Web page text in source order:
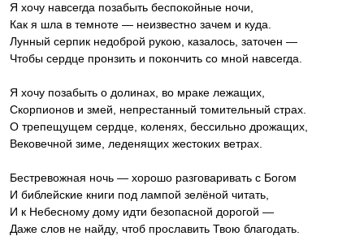
Я хочу навсегда позабыть беспокойные ночи,
Как я шла в темноте — неизвестно зачем и куда.
Лунный серпик недоброй рукою, казалось, заточен —
Чтобы сердце пронзить и покончить со мной навсегда.
Я хочу позабыть о долинах, во мраке лежащих,
Скорпионов и змей, непрестанный томительный страх.
О трепещущем сердце, коленях, бессильно дрожащих,
Вековечной зиме, леденящих жестоких ветрах.
Бестревожная ночь — хорошо разговаривать с Богом
И библейские книги под лампой зелёной читать,
И к Небесному дому идти безопасной дорогой —
Даже слов не найду, чтоб прославить Твою благодать.